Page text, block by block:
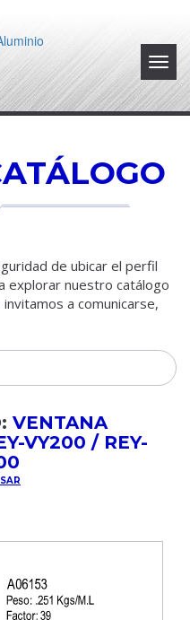
de ubicar el perfil
explorar nuestro catálogo
a comunicarse,
VENTANA
VY200 / REY-